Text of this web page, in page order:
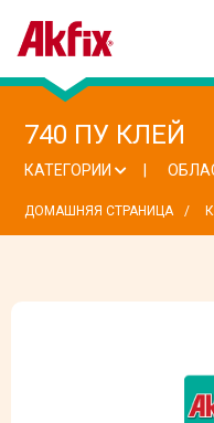
740 ПУ КЛЕЙ
КАТЕГОРИИ
ДОМАШНЯЯ СТРАНИЦА